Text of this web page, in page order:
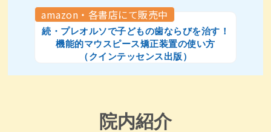
amazon・各書店にて販売中
続・プレオルソで子どもの歯ならびを治す！
機能的マウスピース矯正装置の使い方
（クインテッセンス出版）
院内紹介